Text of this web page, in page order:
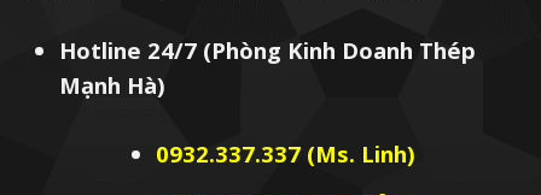
Hotline 24/7 (Phòng Kinh Doanh Thép
Mạnh Hà)
0932.337.337 (Ms. Linh)